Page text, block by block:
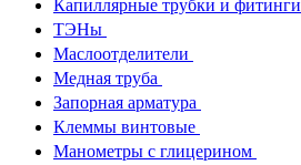
Капиллярные трубки и фитинги
ТЭНы
Маслоотделители
Медная труба
Запорная арматура
Клеммы винтовые
Манометры с глицерином